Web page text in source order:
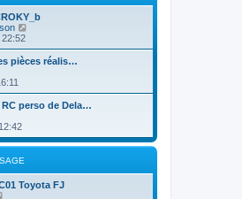
e
d
e
r
n
i
r
m
e
s
a
g
e
n
s
r
d
n
i
pièces réalis…
perso de Dela…
Toyota FJ